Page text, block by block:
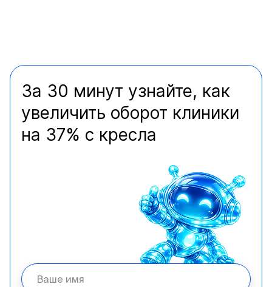
За 30 минут узнайте, как
увеличить оборот клиники
на 37% с кресла